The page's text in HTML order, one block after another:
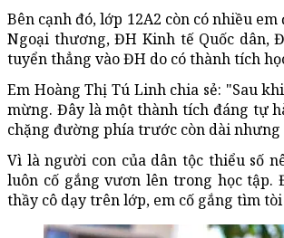
Bên cạnh đó, lớp 12A2 còn có nhiều
Ngoại thương, ĐH Kinh tế Quốc dân,
tuyển thẳng vào ĐH do có thành tích
Em Hoàng Thị Tú Linh chia sẻ: "Sau
mừng. Đây là một thành tích đáng tự
chặng đường phía trước còn dài nhưng
Vì là người con của dân tộc thiểu số
luôn cố gắng vươn lên trong học
thầy cô dạy trên lớp, em cố gắng tìm